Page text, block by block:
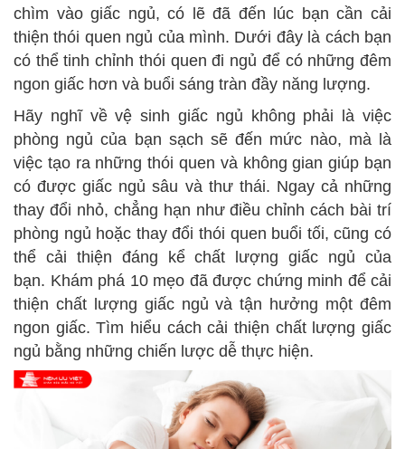
chìm vào giấc ngủ, có lẽ đã đến lúc bạn cần cải
thiện thói quen ngủ của mình. Dưới đây là cách bạn
có thể tinh chỉnh thói quen đi ngủ để có những đêm
ngon giấc hơn và buổi sáng tràn đầy năng lượng.
Hãy nghĩ về vệ sinh giấc ngủ không phải là việc
phòng ngủ của bạn sạch sẽ đến mức nào, mà là
việc tạo ra những thói quen và không gian giúp bạn
có được giấc ngủ sâu và thư thái. Ngay cả những
thay đổi nhỏ, chẳng hạn như điều chỉnh cách bài trí
phòng ngủ hoặc thay đổi thói quen buổi tối, cũng có
thể cải thiện đáng kể chất lượng giấc ngủ của
bạn. Khám phá 10 mẹo đã được chứng minh để cải
thiện chất lượng giấc ngủ và tận hưởng một đêm
ngon giấc. Tìm hiểu cách cải thiện chất lượng giấc
ngủ bằng những chiến lược dễ thực hiện.